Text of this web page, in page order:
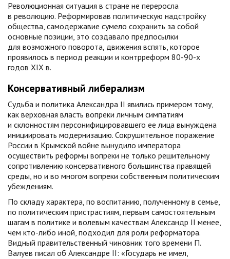
Революционная ситуация в стране не переросла
в революцию. Реформировав политическую надстройку
общества, самодержавие сумело сохранить за собой
основные позиции, это создавало предпосылки
для возможного поворота, движения вспять, которое
проявилось в период реакции и контрреформ 80-90-х
годов XIX в.
Консервативный либерализм
Судьба и политика Александра II явились примером тому,
как верховная власть вопреки личным симпатиям
и склонностям персонифицировавшего ее лица вынуждена
инициировать модернизацию. Сокрушительное поражение
России в Крымской войне вынудило императора
осуществить реформы вопреки не только решительному
сопротивлению консервативного большинства правящей
среды, но и во многом вопреки собственным политическим
убеждениям.
По складу характера, по воспитанию, полученному в семье,
по политическим пристрастиям, первым самостоятельным
шагам в политике и волевым качествам Александр II менее,
чем кто-либо иной, подходил для роли реформатора.
Видный правительственный чиновник того времени П.
Валуев писал об Александре II: «Государь не имел,